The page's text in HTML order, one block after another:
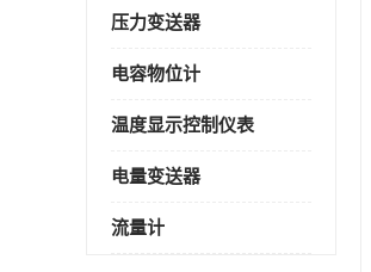
压力变送器
电容物位计
温度显示控制仪表
电量变送器
流量计